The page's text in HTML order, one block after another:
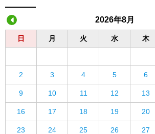
2026年8月
日 月 火 水 木
2 3 4 5 6
9 10 11 12 13
16 17 18 19 20
23 24 25 26 27